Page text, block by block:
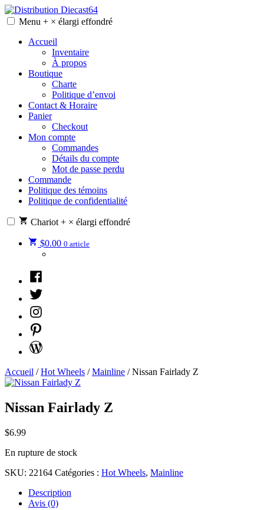
Skip
to
Distribution Diecast64
Une passion, un mode de vie.
Menu + × élargi effondré
Accueil
Inventaire
À propos
Boutique
Charte
Politique d’envoi
Contact & Horaire
Panier
Checkout
Mon compte
Commandes
Détails du compte
Mot de passe perdu
Commande
Politique des témoins
Politique de confidentialité
Chariot + × élargi effondré
$0.00 0 article
Facebook
Twitter
Instagram
Pinterest
WordPress
Accueil /Hot Wheels /Mainline / Nissan Fairlady Z
Nissan Fairlady Z
$6.99
En rupture de stock
SKU: 22164 Catégories : Hot Wheels, Mainline
Description
Avis (0)